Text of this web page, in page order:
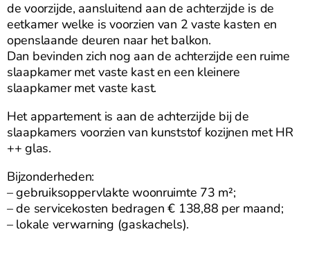
de voorzijde, aansluitend aan de achterzijde is de
eetkamer welke is voorzien van 2 vaste kasten en
openslaande deuren naar het balkon.
Dan bevinden zich nog aan de achterzijde een ruime
slaapkamer met vaste kast en een kleinere
slaapkamer met vaste kast.
Het appartement is aan de achterzijde bij de
slaapkamers voorzien van kunststof kozijnen met HR
++ glas.
Bijzonderheden:
– gebruiksoppervlakte woonruimte 73 m²;
– de servicekosten bedragen € 138,88 per maand;
– lokale verwarning (gaskachels).